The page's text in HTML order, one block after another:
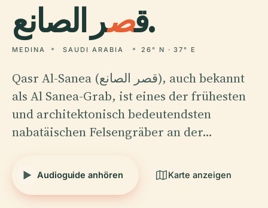
قص ر الصانع.
MEDINA SAUDI ARABIA 26° N · 37° E
Qasr Al-Sanea (قصر الصانع), auch bekannt
als Al Sanea-Grab, ist eines der frühesten
und architektonisch bedeutendsten
nabatäischen Felsengräber an der…
Audioguide anhören Karte anzeigen